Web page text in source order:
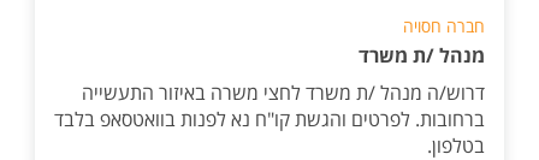
חברה חסויה
מנהל /ת משרד
דרוש/ה מנהל /ת משרד לחצי משרה באיזור התעשייה
ברחובות. לפרטים והגשת קו"ח נא לפנות בוואטסאפ בלבד
בטלפון.